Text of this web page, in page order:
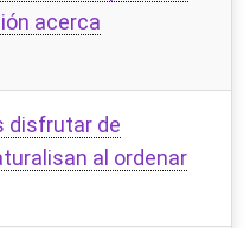
acerca
disfrutar de
al ordenar